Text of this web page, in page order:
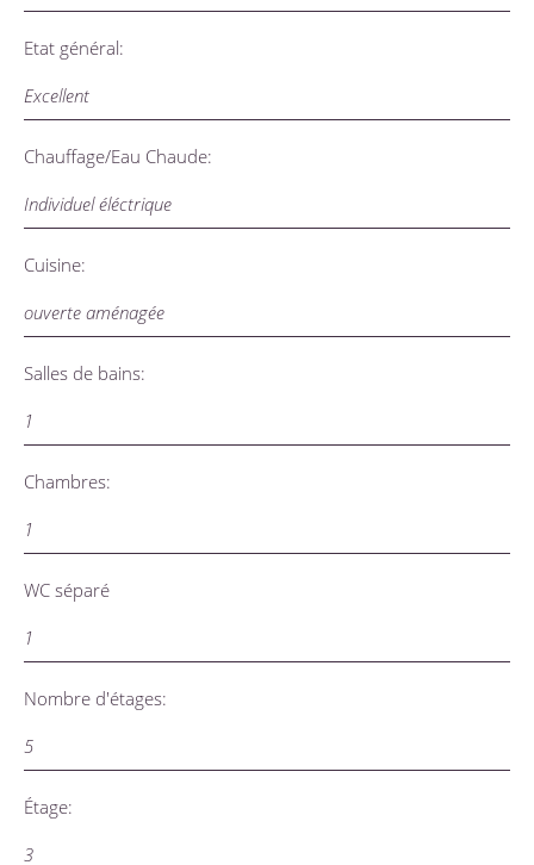
Etat général:
Excellent
Chauffage/Eau Chaude:
Individuel éléctrique
Cuisine:
ouverte aménagée
Salles de bains:
1
Chambres:
1
WC séparé
1
Nombre d'étages:
5
Étage:
3